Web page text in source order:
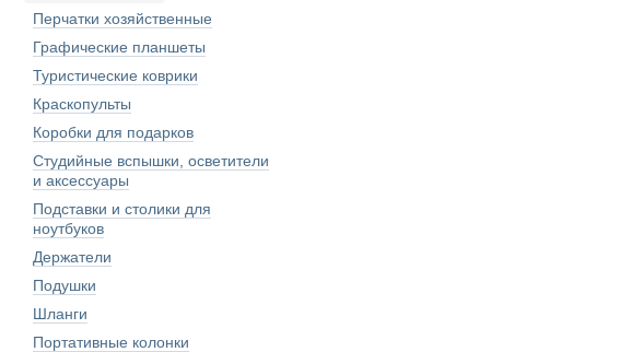
Перчатки хозяйственные
Графические планшеты
Туристические коврики
Краскопульты
Коробки для подарков
Студийные вспышки, осветители
и аксессуары
Подставки и столики для
ноутбуков
Держатели
Подушки
Шланги
Портативные колонки